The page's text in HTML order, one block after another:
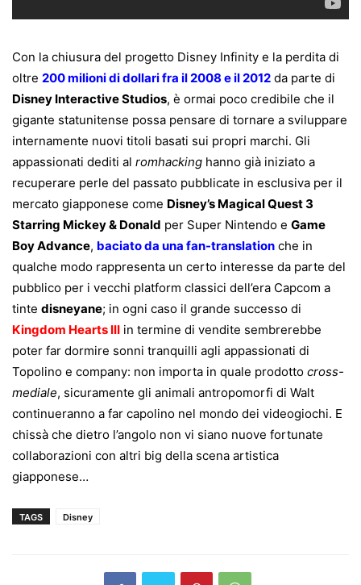
Con la chiusura del progetto Disney Infinity e la perdita di
oltre 200 milioni di dollari fra il 2008 e il 2012 da parte di
Disney Interactive Studios, è ormai poco credibile che il
gigante statunitense possa pensare di tornare a sviluppare
internamente nuovi titoli basati sui propri marchi. Gli
appassionati dediti al romhacking hanno già iniziato a
recuperare perle del passato pubblicate in esclusiva per il
mercato giapponese come Disney’s Magical Quest 3
Starring Mickey & Donald per Super Nintendo e Game
Boy Advance, baciato da una fan-translation che in
qualche modo rappresenta un certo interesse da parte del
pubblico per i vecchi platform classici dell’era Capcom a
tinte disneyane; in ogni caso il grande successo di
Kingdom Hearts III in termine di vendite sembrerebbe
poter far dormire sonni tranquilli agli appassionati di
Topolino e company: non importa in quale prodotto cross-
mediale, sicuramente gli animali antropomorfi di Walt
continueranno a far capolino nel mondo dei videogiochi. E
chissà che dietro l’angolo non vi siano nuove fortunate
collaborazioni con altri big della scena artistica
giapponese…
TAGS Disney